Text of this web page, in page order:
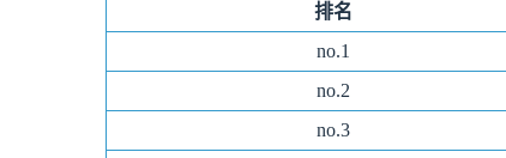
排名
no.1
no.2
no.3